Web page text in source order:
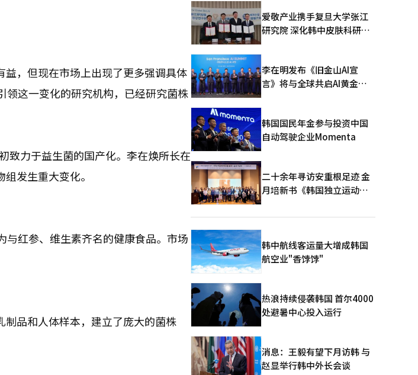
，但现在市场上出现了更多强调具体
领这一变化的研究机构，已经研究菌株
致力于益生菌的国产化。李在焕所长在
发生重大变化。
与红参、维生素齐名的健康食品。市场
品和人体样本，建立了庞大的菌株
爱敬产业携手复旦大学张江
研究院 深化韩中皮肤科研合
李在明发布《旧金山AI宣
言》将与全球共启AI黄金时
韩国国民年金参与投资中国
自动驾驶企业Momenta
二十余年寻访安重根足迹 金
月培新书《韩国独立运动圣
版
韩中航线客运量大增成韩国
航空业"香饽饽"
热浪持续侵袭韩国 首尔4000
处避暑中心投入运行
消息：王毅有望下月访韩 与
赵显举行韩中外长会谈